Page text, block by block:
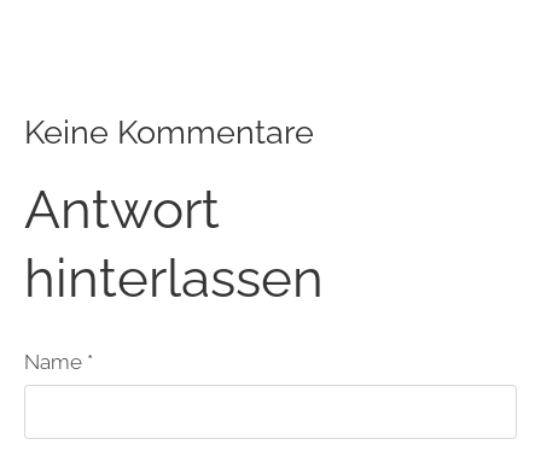
Keine Kommentare
Antwort
hinterlassen
Name *